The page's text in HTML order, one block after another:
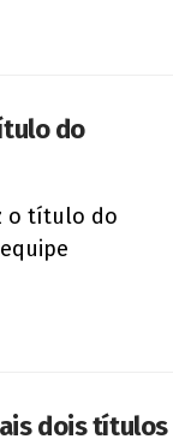
do
o título do
dois títulos